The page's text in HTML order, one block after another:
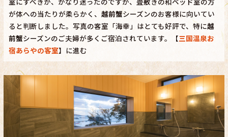
が体への当たりが柔らかく、 越前蟹シーズンのお客様に向いてい
ると判断しました。写真の客室「海幸」はとても好評で、特に越
前蟹シーズンのご夫婦が多くご宿泊されています。【三国温泉お
宿あらやの客室】に進む